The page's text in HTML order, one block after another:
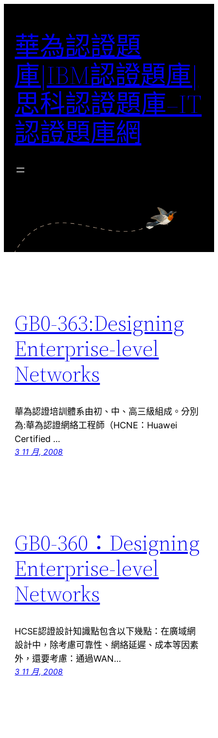
華為認證題
庫|IBM認證題庫|
思科認證題庫–IT
認證題庫網
GB0-363:Designing
Enterprise-level
Networks
華為認證培訓體系由初、中、高三級組成。分別
為:華為認證網絡工程師（HCNE：Huawei
Certified …
3 11 月, 2008
GB0-360：Designing
Enterprise-level
Networks
HCSE認證設計知識點包含以下幾點：在廣域網
設計中，除考慮可靠性、網絡延遲、成本等因素
外，還要考慮：通過WAN…
3 11 月, 2008